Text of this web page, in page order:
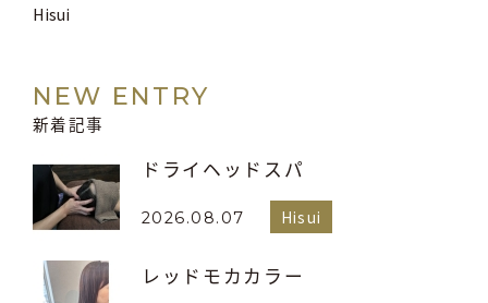
Hisui
NEW ENTRY
新着記事
ドライヘッドスパ
2026.08.07 Hisui
レッドモカカラー